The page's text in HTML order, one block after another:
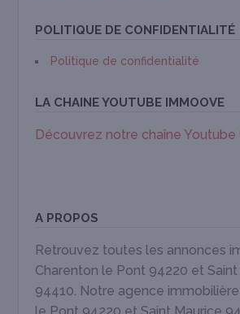
POLITIQUE DE CONFIDENTIALITÉ
Politique de confidentialité
LA CHAINE YOUTUBE IMMOOVE
Découvrez notre chaîne Youtube
A PROPOS
Retrouvez toutes les annonces
Charenton le Pont 94220 et Saint
94410. Notre agence
le Pont 94220 et Saint Maurice